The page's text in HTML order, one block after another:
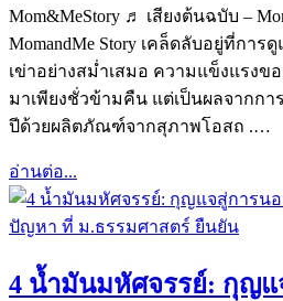
Mom&MeStory ♬ เสียงต้นฉบับ –
MomandMe Story เคล็ดลับอยู่ที่กา
เข่าอย่างสม่ำเสมอ ความแข็งแรงข
มาเพียงชั่วข้ามคืน แต่เป็นผลจากกา
ปีด้วยผลิตภัณฑ์จากสุภาพโอสถ .…
อ่านต่อ...
4 น้ำมันมหัศจรรย์: กุญ